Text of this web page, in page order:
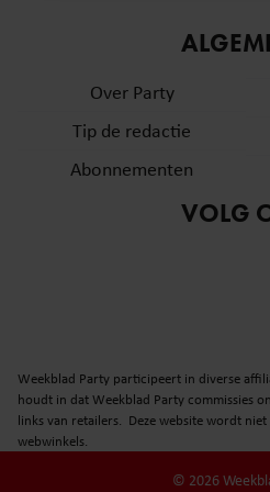
partners voor social media,
informatie die u aan ze heeft
verzameld op basis van uw
gebruiken.
Over Party
Tip de redactie
Abonnementen
VOLG
Weekblad Party participeert in diverse
houdt in dat Weekblad Party commissies
links van retailers. Deze website wordt
webwinkels.
© 2026